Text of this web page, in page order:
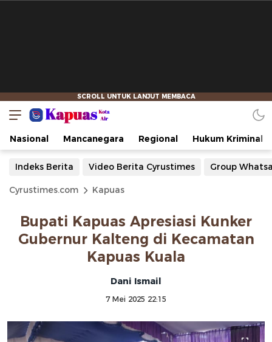
Nasional Mancanegara Regional Hukum Kriminal
Indeks Berita Video Berita Cyrustimes Group
Cyrustimes.com Kapuas
Bupati Kapuas Apresiasi Kunker
Gubernur Kalteng di Kecamatan
Kapuas Kuala
Dani Ismail
7 Mei 2025 22:15